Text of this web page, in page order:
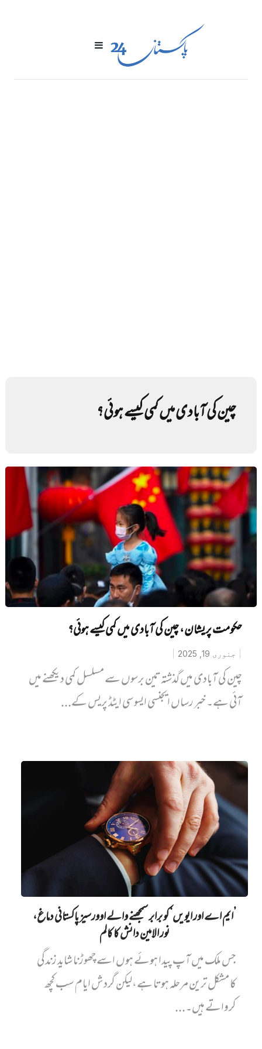
چین کی آبادی میں کمی کیسے ہوئی؟
حکومت پریشان، چین کی آبادی میں کمی کیسے ہوئی؟
جنوری 19, 2025
چین کی آبادی میں گذشتہ تین برسوں سے مسلسل کمی دیکھنے میں
آئی ہے۔ خبر رساں ایجنسی ایسوسی ایٹڈ پریس کے...
’ایم اے اور ایویں‌‘ کو برابر سمجھنے والے اوورسیز پاکستانی دماغ،
نور الامین دانش کا کالم
جس ملک میں آپ پیدا ہوئے ہوں اسے چھوڑنا شاید زندگی
کا مشکل ترین مرحلہ ہوتا ہے،لیکن گردش ایام سب کچھ
کرواتے ہیں۔...